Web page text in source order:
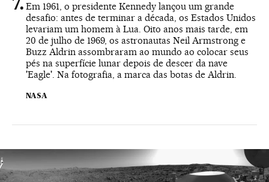
Em 1961, o presidente Kennedy lançou um grande
desafio: antes de terminar a década, os Estados Unidos
levariam um homem à Lua. Oito anos mais tarde, em
20 de julho de 1969, os astronautas Neil Armstrong e
Buzz Aldrin assombraram ao mundo ao colocar seus
pés na superfície lunar depois de descer da nave
'Eagle'. Na fotografia, a marca das botas de Aldrin.
NASA